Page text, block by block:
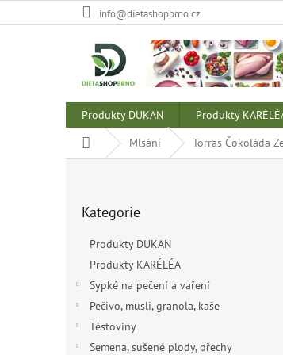
na
info@dietashopbrno.cz
Produkty DUKAN Produkty
Domů
Mlsání Torras Čokoláda
kategorie
Kategorie
Produkty DUKAN
Produkty KARÉLÉA
Sypké na pečení a vaření
Pečivo, müsli, granola, kaše
Těstoviny
Semena, sušené plody, ořechy